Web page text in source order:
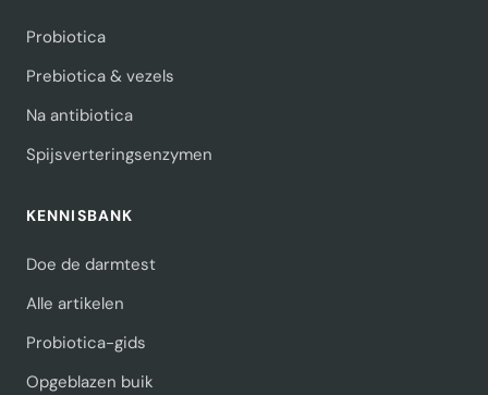
Probiotica
Prebiotica & vezels
Na antibiotica
Spijsverteringsenzymen
KENNISBANK
Doe de darmtest
Alle artikelen
Probiotica-gids
Opgeblazen buik